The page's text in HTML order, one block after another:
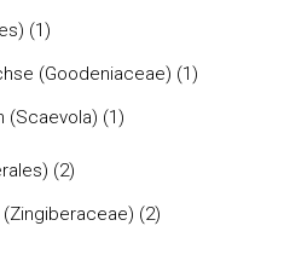
(1)
(Goodeniaceae) (1)
(Scaevola) (1)
(2)
(2)